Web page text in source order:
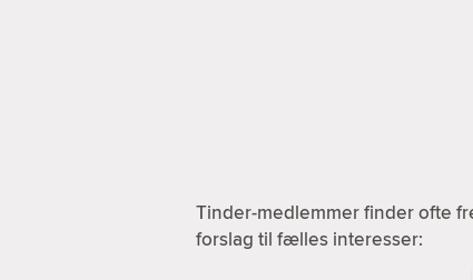
Tinder-medlemmer finder ofte
forslag til fælles interesser: